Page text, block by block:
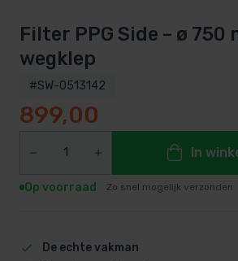
Filter PPG Side – ø 750
wegklep
#SW-0513142
899,00
In
Op voorraad Zo snel mogelijk verzonden
De echte vakman